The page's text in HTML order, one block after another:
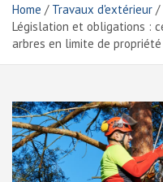
Home
Travaux d'extérieur
Législation et obligations :
arbres en limite de propriété